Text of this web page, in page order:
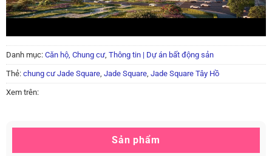
Danh mục: Căn hộ, Chung cư, Thông tin | Dự án bất động sản
Thẻ: chung cư Jade Square, Jade Square, Jade Square Tây Hồ
Xem trên:
Sản phẩm